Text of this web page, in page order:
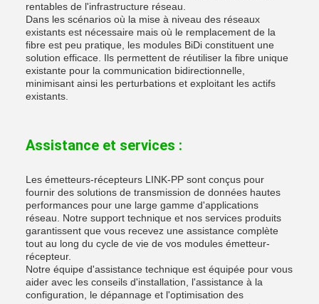
rentables de l'infrastructure réseau.
Dans les scénarios où la mise à niveau des réseaux
existants est nécessaire mais où le remplacement de la
fibre est peu pratique, les modules BiDi constituent une
solution efficace. Ils permettent de réutiliser la fibre unique
existante pour la communication bidirectionnelle,
minimisant ainsi les perturbations et exploitant les actifs
existants.
Assistance et services :
Les émetteurs-récepteurs LINK-PP sont conçus pour
fournir des solutions de transmission de données hautes
performances pour une large gamme d'applications
réseau. Notre support technique et nos services produits
garantissent que vous recevez une assistance complète
tout au long du cycle de vie de vos modules émetteur-
récepteur.
Notre équipe d'assistance technique est équipée pour vous
aider avec les conseils d'installation, l'assistance à la
configuration, le dépannage et l'optimisation des